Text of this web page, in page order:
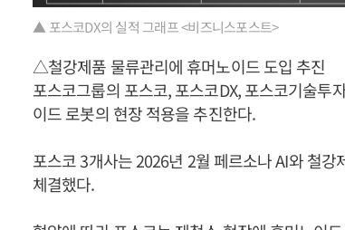
▲ 포스코DX의 실적 그래프 <비즈니스포스트>
△철강제품 물류관리에 휴머노이드 도입 추진
포스코그룹의 포스코, 포스코DX, 포스코기술투
이드 로봇의 현장 적용을 추진한다.
포스코 3개사는 2026년 2월 페르소나 AI와 철
체결했다.